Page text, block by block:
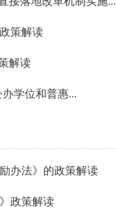
策解读
解读
学位和普惠...
办法》的政策解读
政策解读